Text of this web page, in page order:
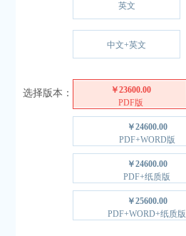
英文
中文+英文
选择版本：
￥23600.00
PDF版
￥24600.00
PDF+WORD版
￥24600.00
PDF+纸质版
￥25600.00
PDF+WORD+纸质版